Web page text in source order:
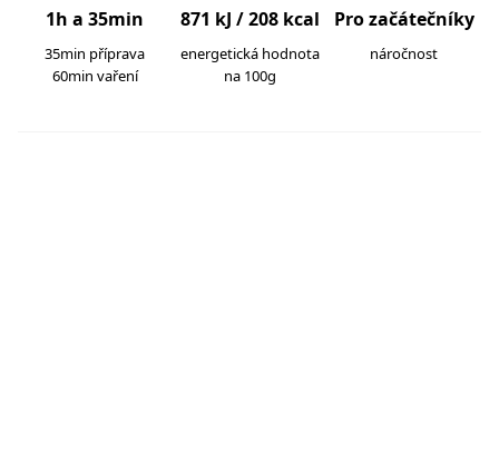
1h a 35min
35min příprava
60min vaření
871 kJ / 208 kcal
energetická hodnota
na 100g
Pro začátečníky
náročnost